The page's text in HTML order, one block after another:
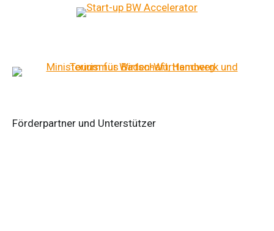
Förderpartner und Unterstützer